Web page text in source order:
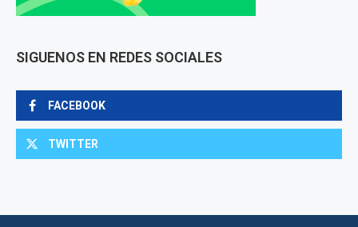
SIGUENOS EN REDES SOCIALES
FACEBOOK
TWITTER